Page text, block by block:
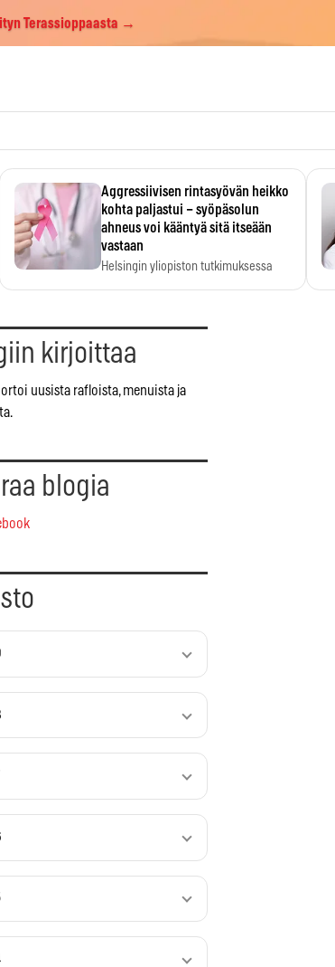
Terassioppaasta →
Aggressiivisen rintasyövän heikko
kohta paljastui – syöpäsolun
ahneus voi kääntyä sitä itseään
vastaan
Helsingin yliopiston tutkimuksessa
kirjoittaa
uusista rafloista, menuista ja
blogia